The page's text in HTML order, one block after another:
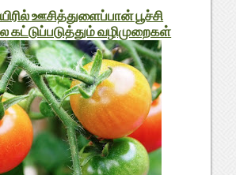
ஊசித்துளைப்பான் பூச்சி
கட்டுப்படுத்தும் வழிமுறைகள்